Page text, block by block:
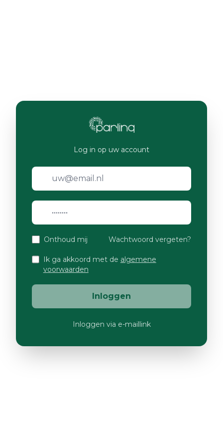
Log in op uw account
Onthoud mij Wachtwoord vergeten?
Ik ga akkoord met de algemene
voorwaarden
Inloggen
Inloggen via e-maillink